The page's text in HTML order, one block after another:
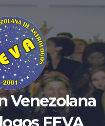
Venezolana